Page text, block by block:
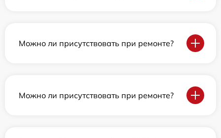
Можно ли присутствовать при ремонте?
Можно ли присутствовать при ремонте?